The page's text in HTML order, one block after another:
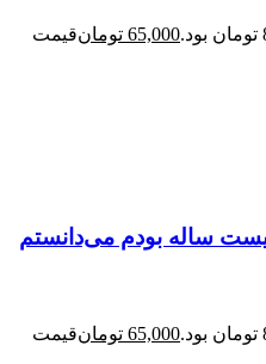
65,000 تومانقیمت
ساله بودم می‌دانستم
65,000 تومانقیمت